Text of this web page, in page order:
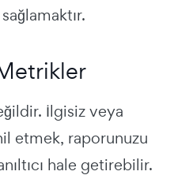
İlgisiz veya
etmek, raporunuzu
hale getirebilir.